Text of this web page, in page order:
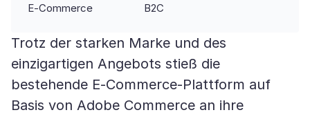
E-Commerce
B2C
Trotz der starken Marke und des
einzigartigen Angebots stieß die
bestehende E-Commerce-Plattform auf
Basis von Adobe Commerce an ihre